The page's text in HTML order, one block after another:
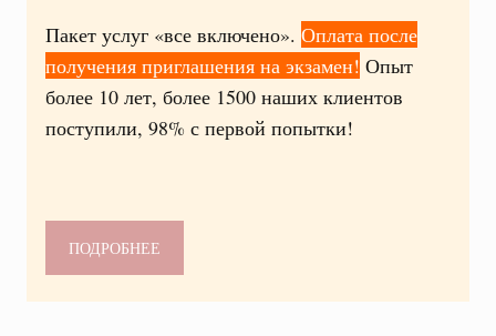
Пакет услуг «все включено».Оплата после
получения приглашения на экзамен! Опыт
более 10 лет, более 1500 наших клиентов
поступили, 98% с первой попытки!
ПОДРОБНЕЕ